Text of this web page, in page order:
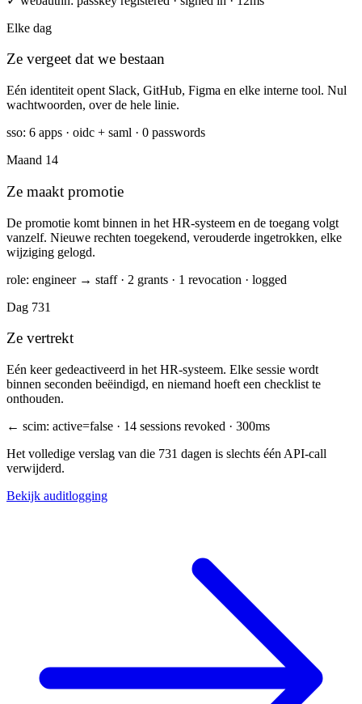
Elke dag
Ze vergeet dat we bestaan
Eén identiteit opent Slack, GitHub, Figma en elke interne tool. Nul
wachtwoorden, over de hele linie.
sso: 6 apps · oidc + saml · 0 passwords
Maand 14
Ze maakt promotie
De promotie komt binnen in het HR-systeem en de toegang volgt
vanzelf. Nieuwe rechten toegekend, verouderde ingetrokken, elke
wijziging gelogd.
role: engineer → staff · 2 grants · 1 revocation · logged
Dag 731
Ze vertrekt
Eén keer gedeactiveerd in het HR-systeem. Elke sessie wordt
binnen seconden beëindigd, en niemand hoeft een checklist te
onthouden.
← scim: active=false · 14 sessions revoked · 300ms
Het volledige verslag van die 731 dagen is slechts één API-call
verwijderd.
Bekijk auditlogging